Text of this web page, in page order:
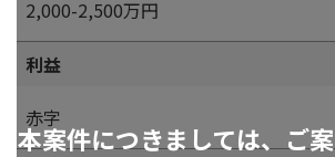
本案件につきましては、ご
2,000-2,500万円
利益
赤字